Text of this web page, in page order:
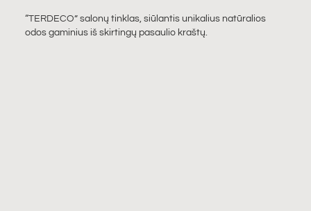
“TERDECO” salonų tinklas, siūlantis unikalius natūralios
odos gaminius iš skirtingų pasaulio kraštų.